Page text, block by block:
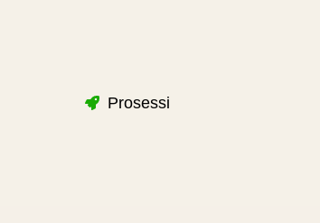
Prosessi